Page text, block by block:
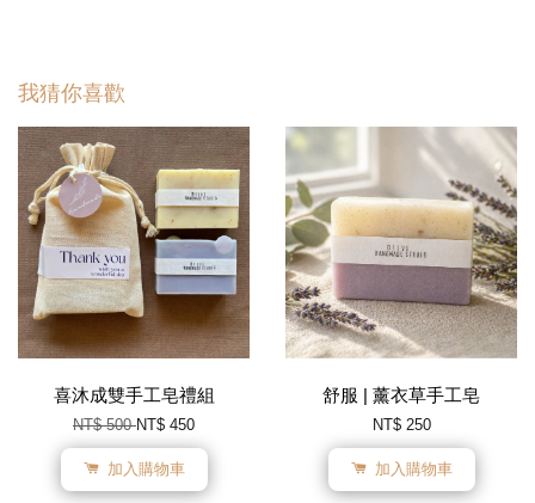
我猜你喜歡
喜沐成雙手工皂禮組
NT$ 500NT$ 450
加入購物車
舒服 | 薰衣草手工皂
NT$ 250
加入購物車